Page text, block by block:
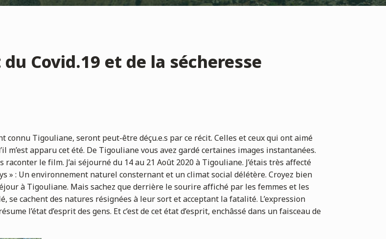
Covid.19 et de la sécheresse
Tigouliane, seront peut-être déçu.e.s par ce récit. Celles et ceux qui ont aimé
m’est apparu cet été. De Tigouliane vous avez gardé certaines images instantanées.
le film. J’ai séjourné du 14 au 21 Août 2020 à Tigouliane. J’étais très affecté
» : Un environnement naturel consternant et un climat social délétère. Croyez bien
à Tigouliane. Mais sachez que derrière le sourire affiché par les femmes et les
cachent des natures résignées à leur sort et acceptant la fatalité. L’expression
l’état d’esprit des gens. Et c’est de cet état d’esprit, enchâssé dans un faisceau de